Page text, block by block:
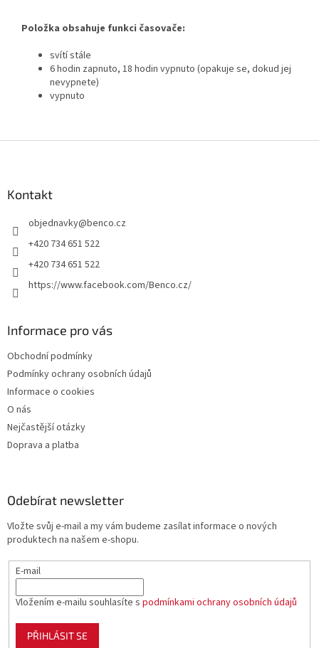
Položka obsahuje funkci časovače:
svítí stále
6 hodin zapnuto, 18 hodin vypnuto (opakuje se, dokud jej
nevypnete)
vypnuto
Kontakt
objednavky@benco.cz
+420 734 651 522
+420 734 651 522
https://www.facebook.com/Benco.cz/
Informace pro vás
Obchodní podmínky
Podmínky ochrany osobních údajů
Informace o cookies
O nás
Nejčastější otázky
Doprava a platba
Odebírat newsletter
Vložte svůj e-mail a my vám budeme zasílat informace o nových
produktech na našem e-shopu.
E-mail
Vložením e-mailu souhlasíte s podmínkami ochrany osobních údajů
PŘIHLÁSIT SE